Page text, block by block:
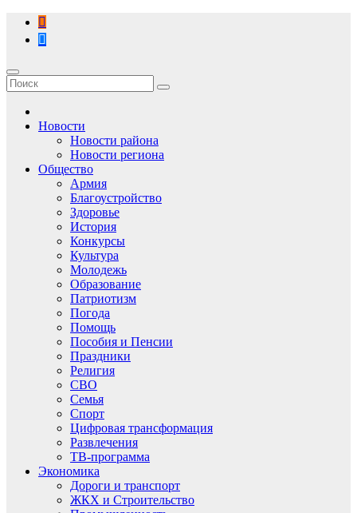
Перейти
содержимому
Новости
Новости района
Новости региона
Общество
Армия
Благоустройство
Здоровье
История
Конкурсы
Культура
Молодежь
Образование
Патриотизм
Погода
Помощь
Пособия и Пенсии
Праздники
Религия
СВО
Семья
Спорт
Цифровая трансформация
Развлечения
ТВ-программа
Экономика
Дороги и транспорт
ЖКХ и Строительство